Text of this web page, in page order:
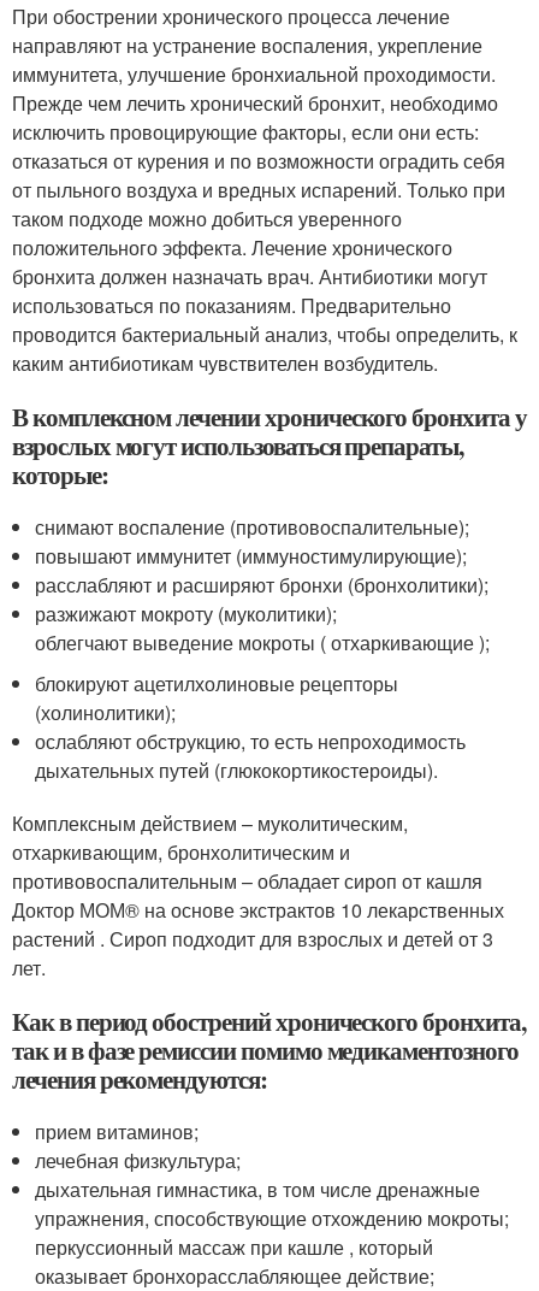
При обострении хронического процесса лечение
направляют на устранение воспаления, укрепление
иммунитета, улучшение бронхиальной проходимости.
Прежде чем лечить хронический бронхит, необходимо
исключить провоцирующие факторы, если они есть:
отказаться от курения и по возможности оградить себя
от пыльного воздуха и вредных испарений. Только при
таком подходе можно добиться уверенного
положительного эффекта. Лечение хронического
бронхита должен назначать врач. Антибиотики могут
использоваться по показаниям. Предварительно
проводится бактериальный анализ, чтобы определить, к
каким антибиотикам чувствителен возбудитель.
В комплексном лечении хронического бронхита у
взрослых могут использоваться препараты,
которые:
снимают воспаление (противовоспалительные);
повышают иммунитет (иммуностимулирующие);
расслабляют и расширяют бронхи (бронхолитики);
разжижают мокроту (муколитики);
облегчают выведение мокроты ( отхаркивающие );
блокируют ацетилхолиновые рецепторы
(холинолитики);
ослабляют обструкцию, то есть непроходимость
дыхательных путей (глюкокортикостероиды).
Комплексным действием – муколитическим,
отхаркивающим, бронхолитическим и
противовоспалительным – обладает сироп от кашля
Доктор МОМ® на основе экстрактов 10 лекарственных
растений . Сироп подходит для взрослых и детей от 3
лет.
Как в период обострений хронического бронхита,
так и в фазе ремиссии помимо медикаментозного
лечения рекомендуются:
прием витаминов;
лечебная физкультура;
дыхательная гимнастика, в том числе дренажные
упражнения, способствующие отхождению мокроты;
перкуссионный массаж при кашле , который
оказывает бронхорасслабляющее действие;